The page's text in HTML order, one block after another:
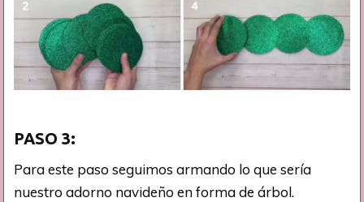
PASO 3:
Para este paso seguimos armando lo que sería
nuestro adorno navideño en forma de árbol.